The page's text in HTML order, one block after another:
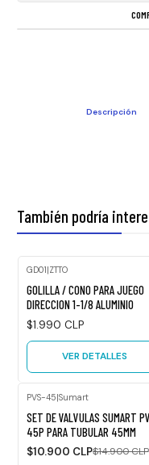
Descripción
También podría
GD01|ZTTO
GOLILLA / CONO PARA JUEGO
DIRECCION 1-1/8 ALUMINIO
$1.990 CLP
VER DETALLES
-27%
OFF
PVS-45|Sumart
SET DE VALVULAS SUMART
45P PARA TUBULAR 45MM
$10.900 CLP$14.900 CLP